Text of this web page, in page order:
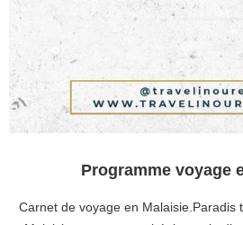
Programme voyage
Carnet de voyage en Malaisie.Paradis